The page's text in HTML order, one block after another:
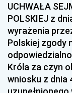
1996
1993
1990
1987
1984
UCHWAŁA
POLSKIEJ z
wyrażenia
Polskiej zgody
Króla za czyn
wniosku z dnia